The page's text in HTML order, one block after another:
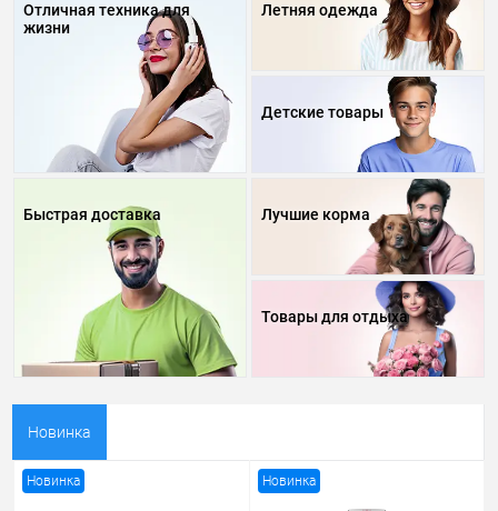
Отличная техника для
жизни
Летняя одежда
Детские товары
Быстрая доставка Лучшие корма
Товары для отдыха
Новинка
Новинка Новинка